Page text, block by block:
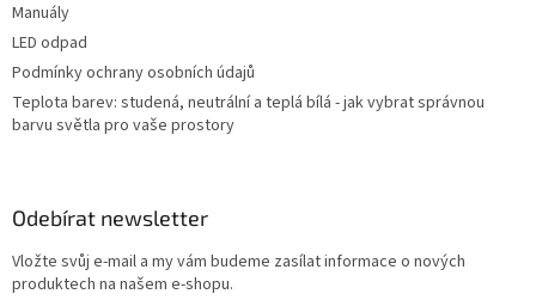
Manuály
LED odpad
Podmínky ochrany osobních údajů
Teplota barev: studená, neutrální a teplá bílá - jak vybrat správnou
barvu světla pro vaše prostory
Odebírat newsletter
Vložte svůj e-mail a my vám budeme zasílat informace o nových
produktech na našem e-shopu.